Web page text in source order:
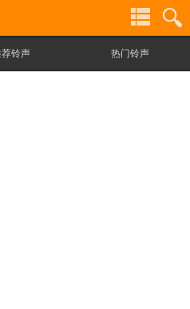
铃声 热门铃声